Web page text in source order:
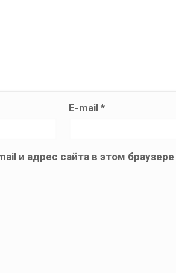
E-mail*
и адрес сайта в этом